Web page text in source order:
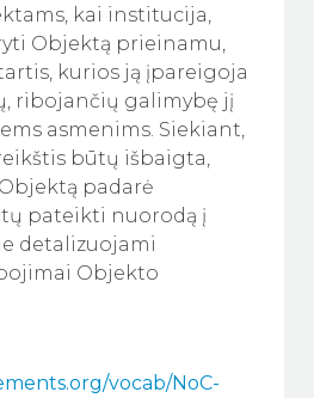
kai institucija,
Objektą prieinamu,
kurios ją įpareigoja
ribojančių galimybę jį
asmenims. Siekiant,
būtų išbaigta,
padarė
pateikti nuorodą į
detalizuojami
Objekto
vocab/NoC-